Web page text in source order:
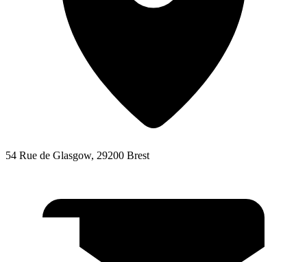
54 Rue de Glasgow, 29200 Brest